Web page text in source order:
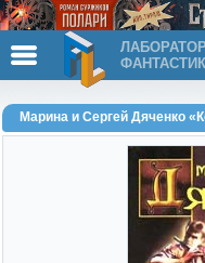
Марина и Сергей Дяченко